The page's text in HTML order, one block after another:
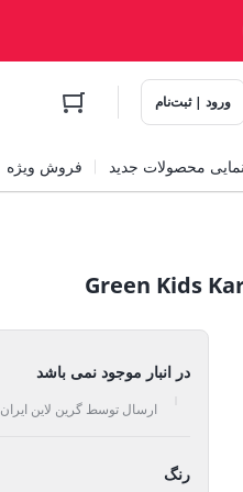
ورود | ثبت‌نام
محصولات جدید فروش ویژه
در انبار موجود نمی باشد
ارسال توسط گرین لاین ایران
رنگ